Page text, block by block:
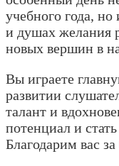
учебного года,
и душах желания
новых вершин в
Вы играете
развитии
талант и
потенциал и
Благодарим вас